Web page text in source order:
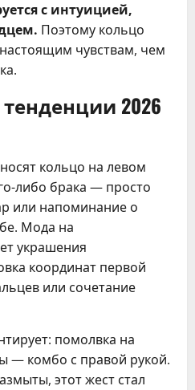
с интуицией,
Поэтому кольцо
чувствам, чем
2026
кольцо на левом
либо брака — просто
или напоминание о
Мода на
украшения
координат первой
или сочетание
помолвка на
— комбо с правой рукой.
этот жест стал